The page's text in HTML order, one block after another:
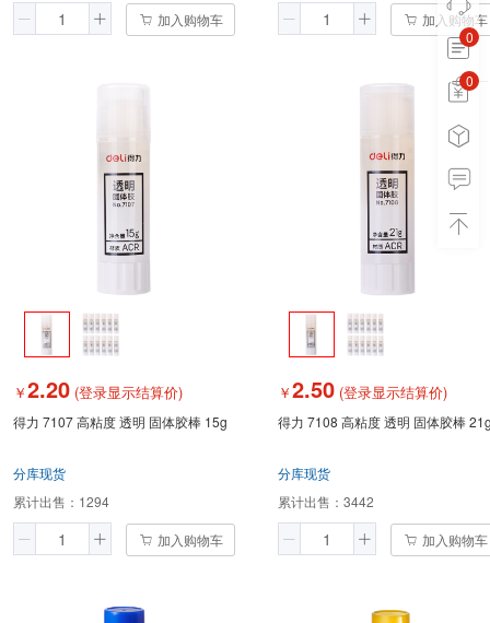
0
0 0
加入购物车 加入购物车
￥2.20 (登录显示结算价)
得力 7107 高粘度 透明 固体胶棒 15g
分库现货
累计出售： 1294
加入购物车
￥2.50 (登录显示结算价)
得力 7108 高粘度 透明 固体胶棒
分库现货
累计出售： 3442
加入购物车